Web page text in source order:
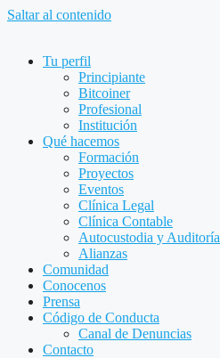
Saltar al contenido
Tu perfil
Principiante
Bitcoiner
Profesional
Institución
Qué hacemos
Formación
Proyectos
Eventos
Clínica Legal
Clínica Contable
Autocustodia y Auditoría
Alianzas
Comunidad
Conocenos
Prensa
Código de Conducta
Canal de Denuncias
Contacto